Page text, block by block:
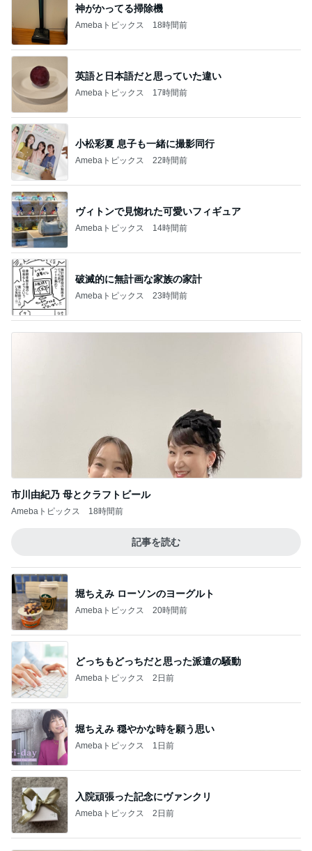
神がかってる掃除機
Amebaトピックス 18時間前
英語と日本語だと思っていた違い
Amebaトピックス 17時間前
小松彩夏 息子も一緒に撮影同行
Amebaトピックス 22時間前
ヴィトンで見惚れた可愛いフィギュア
Amebaトピックス 14時間前
破滅的に無計画な家族の家計
Amebaトピックス 23時間前
市川由紀乃 母とクラフトビール
Amebaトピックス 18時間前
記事を読む
堀ちえみ ローソンのヨーグルト
Amebaトピックス 20時間前
どっちもどっちだと思った派遣の騒動
Amebaトピックス 2日前
堀ちえみ 穏やかな時を願う思い
Amebaトピックス 1日前
入院頑張った記念にヴァンクリ
Amebaトピックス 2日前